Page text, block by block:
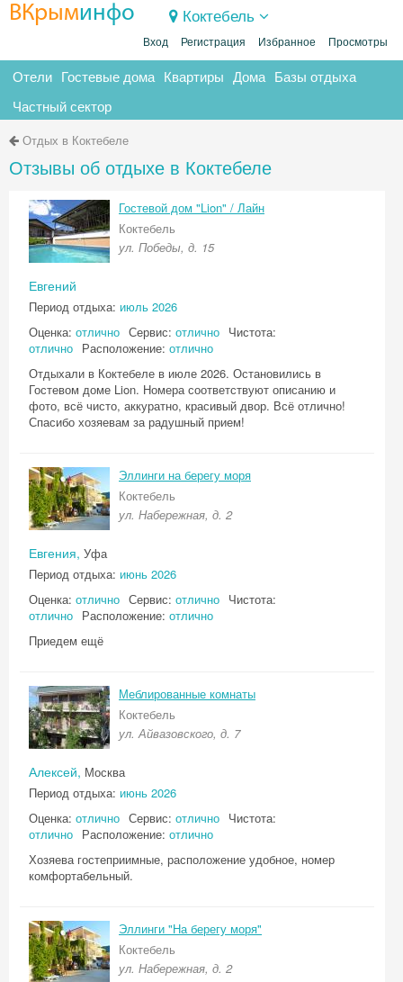
ВКрыминфо Коктебель
Вход Регистрация Избранное Просмотры
Отели Гостевые дома Квартиры Дома Базы отдыха
Частный сектор
Отдых в Коктебеле
Отзывы об отдыхе в Коктебеле
Гостевой дом "Lion" / Лайн
Коктебель
ул. Победы, д. 15
Евгений
Период отдыха: июль 2026
Оценка: отлично Сервис: отлично Чистота:
отлично Расположение: отлично
Отдыхали в Коктебеле в июле 2026. Остановились в
Гостевом доме Lion. Номера соответствуют описанию и
фото, всё чисто, аккуратно, красивый двор. Всё отлично!
Спасибо хозяевам за радушный прием!
Эллинги на берегу моря
Коктебель
ул. Набережная, д. 2
Евгения, Уфа
Период отдыха: июнь 2026
Оценка: отлично Сервис: отлично Чистота:
отлично Расположение: отлично
Приедем ещё
Меблированные комнаты
Коктебель
ул. Айвазовского, д. 7
Алексей, Москва
Период отдыха: июнь 2026
Оценка: отлично Сервис: отлично Чистота:
отлично Расположение: отлично
Хозяева гостеприимные, расположение удобное, номер
комфортабельный.
Эллинги "На берегу моря"
Коктебель
ул. Набережная, д. 2